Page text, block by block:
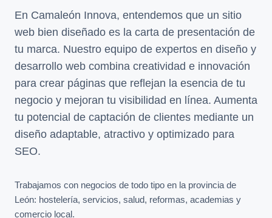
En Camaleón Innova, entendemos que un sitio
web bien diseñado es la carta de presentación de
tu marca. Nuestro equipo de expertos en diseño y
desarrollo web combina creatividad e innovación
para crear páginas que reflejan la esencia de tu
negocio y mejoran tu visibilidad en línea. Aumenta
tu potencial de captación de clientes mediante un
diseño adaptable, atractivo y optimizado para
SEO.
Trabajamos con negocios de todo tipo en la provincia de
León: hostelería, servicios, salud, reformas, academias y
comercio local.